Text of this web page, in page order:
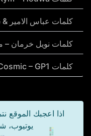
كلمات عباس الامير &
كلمات نويل خرمان –
كلمات Cosmic – GP1
اذا اعجبك الموقع
يوتيوب،